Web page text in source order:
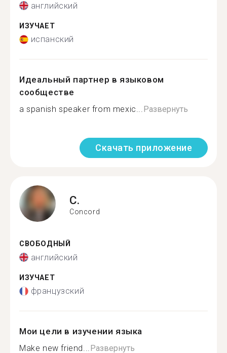
английский
ИЗУЧАЕТ
испанский
Идеальный партнер в языковом
сообществе
a spanish speaker from mexic...Развернуть
Скачать приложение
C.
Concord
СВОБОДНЫЙ
английский
ИЗУЧАЕТ
французский
Мои цели в изучении языка
Make new friend...Развернуть